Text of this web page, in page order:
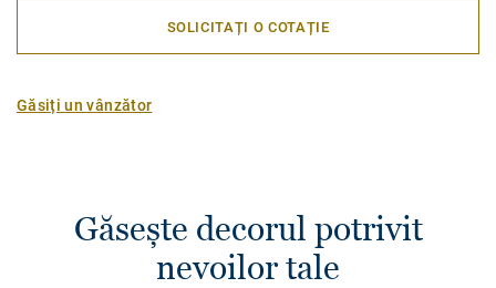
SOLICITAȚI O COTAȚIE
Găsiți un vânzător
Găsește decorul potrivit
nevoilor tale